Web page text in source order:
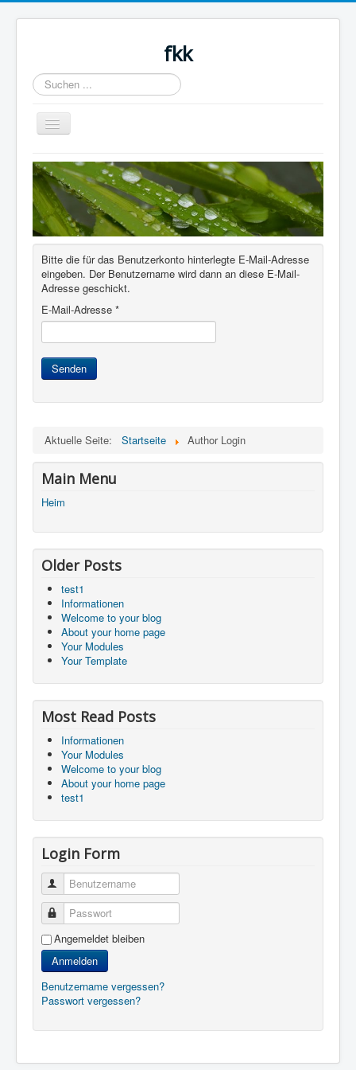
fkk
Suchen
...
Navigation
an/aus
Blog
About
Author Login
Bitte die für das Benutzerkonto hinterlegte E-Mail-Adresse
eingeben. Der Benutzername wird dann an diese E-Mail-
Adresse geschickt.
E-Mail-Adresse *
Senden
Aktuelle Seite: Startseite Author Login
Main Menu
Heim
Older Posts
test1
Informationen
Welcome to your blog
About your home page
Your Modules
Your Template
Most Read Posts
Informationen
Your Modules
Welcome to your blog
About your home page
test1
Login Form
Benutzername
Passwort
Angemeldet bleiben
Anmelden
Benutzername vergessen?
Passwort vergessen?